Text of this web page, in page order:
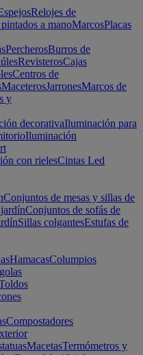
Relojes de
a manoMarcosPlacas
PercherosBurros de
RevisterosCajas
Centros de
MaceterosJarronesMarcos de
y
decorativaIluminación para
Iluminación
con rielesCintas Led
Conjuntos de mesas y sillas de
Conjuntos de sofás de
Sillas colgantesEstufas de
HamacasColumpios
Compostadores
MacetasTermómetros y